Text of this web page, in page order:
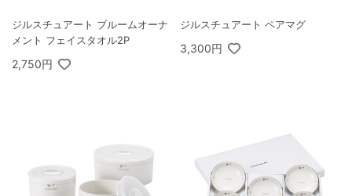
ジルスチュアート ブルームオーナ
メント フェイスタオル2P
2,750円
ジルスチュアート ペアマグ
3,300円